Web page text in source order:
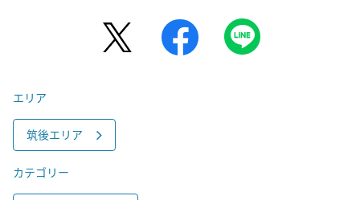
エリア
筑後エリア
カテゴリー